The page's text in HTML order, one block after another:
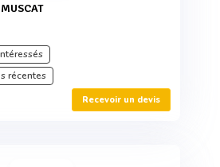
MUSCAT
récentes
Recevoir un devis